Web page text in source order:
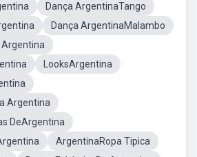
Dança ArgentinaTango
Dança ArgentinaMalambo
Argentina
LooksArgentina
Argentina
DeArgentina
ArgentinaRopa Tipica